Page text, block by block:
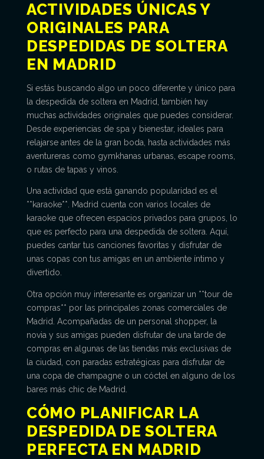
ACTIVIDADES ÚNICAS Y
ORIGINALES PARA
DESPEDIDAS DE SOLTERA
EN MADRID
Si estás buscando algo un poco diferente y único para
la despedida de soltera en Madrid, también hay
muchas actividades originales que puedes considerar.
Desde experiencias de spa y bienestar, ideales para
relajarse antes de la gran boda, hasta actividades más
aventureras como gymkhanas urbanas, escape rooms,
o rutas de tapas y vinos.
Una actividad que está ganando popularidad es el
**karaoke**. Madrid cuenta con varios locales de
karaoke que ofrecen espacios privados para grupos, lo
que es perfecto para una despedida de soltera. Aquí,
puedes cantar tus canciones favoritas y disfrutar de
unas copas con tus amigas en un ambiente íntimo y
divertido.
Otra opción muy interesante es organizar un **tour de
compras** por las principales zonas comerciales de
Madrid. Acompañadas de un personal shopper, la
novia y sus amigas pueden disfrutar de una tarde de
compras en algunas de las tiendas más exclusivas de
la ciudad, con paradas estratégicas para disfrutar de
una copa de champagne o un cóctel en alguno de los
bares más chic de Madrid.
CÓMO PLANIFICAR LA
DESPEDIDA DE SOLTERA
PERFECTA EN MADRID